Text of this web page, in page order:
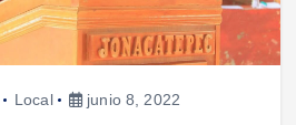
Local junio 8, 2022